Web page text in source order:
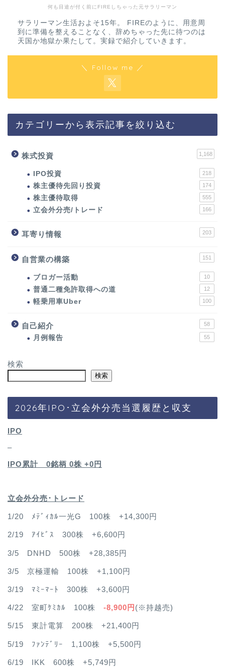
何も目途が付く前にFIREしちゃった元サラリーマン
サラリーマン生活およそ15年。 FIREのように、用意周
到に準備を整えることなく、辞めちゃった先に待つのは
天国か地獄か果たして。実録で紹介していきます。
＼ Follow me ／
カテゴリーから表示記事を絞り込む
株式投資 1,168
IPO投資 218
株主優待先回り投資 174
株主優待取得 555
立会外分売/トレード 166
耳寄り情報 203
自営業の構築 151
ブロガー活動 10
普通二種免許取得への道 12
軽乗用車Uber 100
自己紹介 58
月例報告 55
検索
検索
2026年IPO･立会外分売当選履歴と収支
IPO
–
IPO累計 0銘柄 0株 +0円
立会外分売･トレード
1/20 ﾒﾃﾞｨｶﾙ一光G 100株 +14,300円
2/19 ｱｲﾋﾞｽ 300株 +6,600円
3/5 DNHD 500株 +28,385円
3/5 京極運輸 100株 +1,100円
3/19 ﾏﾐｰﾏｰﾄ 300株 +3,600円
4/22 室町ｹﾐｶﾙ 100株 -8,900円 (※持越売)
5/15 東計電算 200株 +21,400円
5/19 ﾌｧﾝﾃﾞﾘｰ 1,100株 +5,500円
6/19 IKK 600株 +5,749円